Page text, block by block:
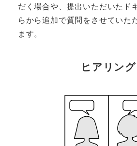
だく場合や、提出いただいたド
らから追加で質問をさせていた
ます。
ヒアリング